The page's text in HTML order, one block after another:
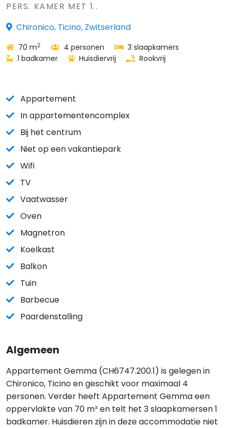
PERS. KAMER MET 1..
Chironico, Ticino, Zwitserland
70 m2 4 personen
3 slaapkamers
1 badkamer
Huisdiervrij Rookvrij
Appartement
In appartementencomplex
Bij het centrum
Niet op een vakantiepark
Wifi
TV
Vaatwasser
Oven
Magnetron
Koelkast
Balkon
Tuin
Barbecue
Paardenstalling
Algemeen
Appartement Gemma (CH6747.200.1) is gelegen in
Chironico, Ticino en geschikt voor maximaal 4
personen. Verder heeft Appartement Gemma een
oppervlakte van 70 m² en telt het 3 slaapkamersen 1
badkamer. Huisdieren zijn in deze accommodatie niet